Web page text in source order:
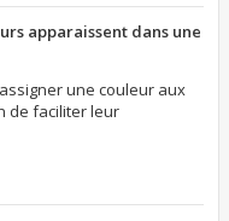
apparaissent dans une
une couleur aux
de faciliter leur